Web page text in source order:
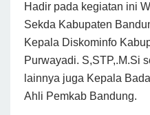
Hadir pada kegiatan ini
Sekda Kabupaten
Kepala Diskominfo
Purwayadi. S,STP,.M.Si
lainnya juga Kepala
Ahli Pemkab Bandung.